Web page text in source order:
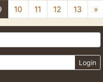
10 11 12 13 »
Login